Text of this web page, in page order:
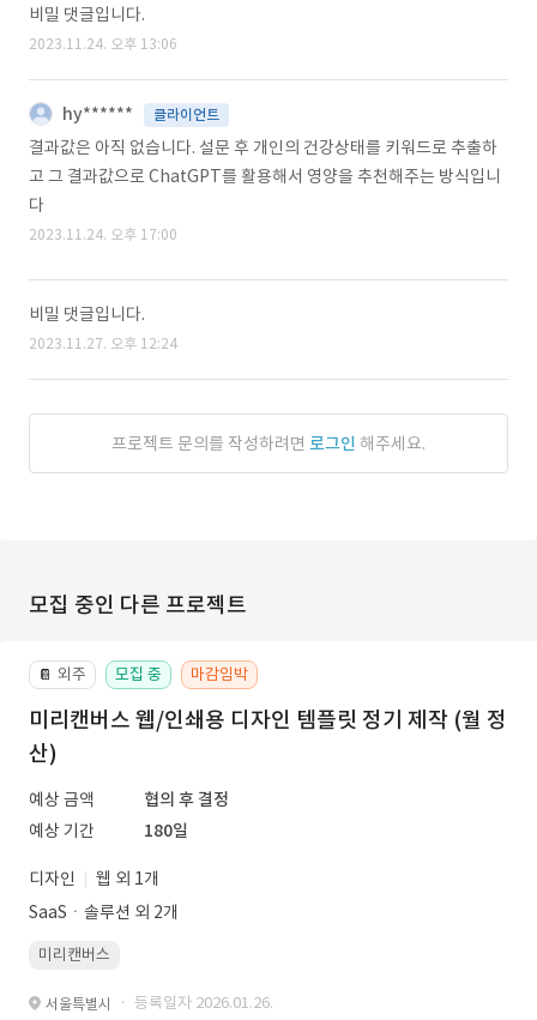
비밀 댓글입니다.
2023.11.24. 오후 13:06
hy****** 클라이언트
결과값은 아직 없습니다. 설문 후 개인의 건강상태를 키워드로 추출하
고 그 결과값으로 ChatGPT를 활용해서 영양을 추천해주는 방식입니
다
2023.11.24. 오후 17:00
비밀 댓글입니다.
2023.11.27. 오후 12:24
프로젝트 문의를 작성하려면 로그인 해주세요.
모집 중인 다른 프로젝트
📔 외주 모집 중 마감임박
미리캔버스 웹/인쇄용 디자인 템플릿 정기 제작 (월 정
산)
예상 금액
협의 후 결정
예상 기간
180일
디자인
웹 외 1개
SaaSㆍ솔루션 외 2개
미리캔버스
서울특별시 · 등록일자 2026.01.26.